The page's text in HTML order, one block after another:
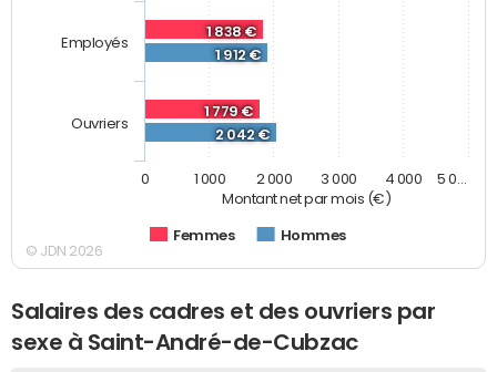
Montant net par mois (€)
1 838 €
1 779 €
1 912 €
2 042 €
Femmes Hommes
Employés
Ouvriers
0 1 000 2 000 3 000 4 000 5 0…
© JDN 2026
Salaires des cadres et des ouvriers par
sexe à Saint-André-de-Cubzac